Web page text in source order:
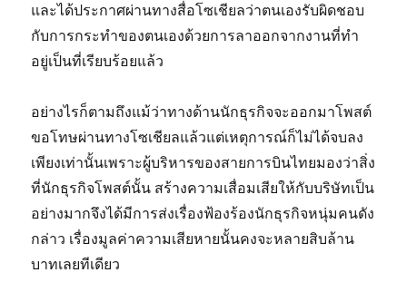
และได้ประกาศผ่านทางสื่อโซเชียลว่าตนเองรับผิดชอบ
กับการกระทำของตนเองด้วยการลาออกจากงานที่ทำ
อยู่เป็นที่เรียบร้อยแล้ว
อย่างไรก็ตามถึงแม้ว่าทางด้านนักธุรกิจจะออกมาโพสต์
ขอโทษผ่านทางโซเชียลแล้วแต่เหตุการณ์ก็ไม่ได้จบลง
เพียงเท่านั้นเพราะผู้บริหารของสายการบินไทยมองว่าสิ่ง
ที่นักธุรกิจโพสต์นั้น สร้างความเสื่อมเสียให้กับบริษัทเป็น
อย่างมากจึงได้มีการส่งเรื่องฟ้องร้องนักธุรกิจหนุ่มคนดัง
กล่าว เรื่องมูลค่าความเสียหายนั้นคงจะหลายสิบล้าน
บาทเลยทีเดียว